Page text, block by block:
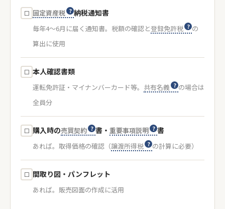
☐ 固定資産税 納税通知書
毎年4〜6月に届く通知書。税額の確認と登録免許税
の
算出に使用
☐ 本人確認書類
運転免許証・マイナンバーカード等。 共有名義
の場合は
全員分
☐ 購入時の売買契約 書・ 重要事項説明 書
あれば。取得価格の確認（譲渡所得税 の計算に必要）
☐ 間取り図・パンフレット
あれば。販売図面の作成に活用